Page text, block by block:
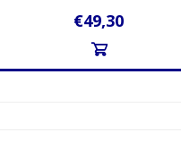
€49,30